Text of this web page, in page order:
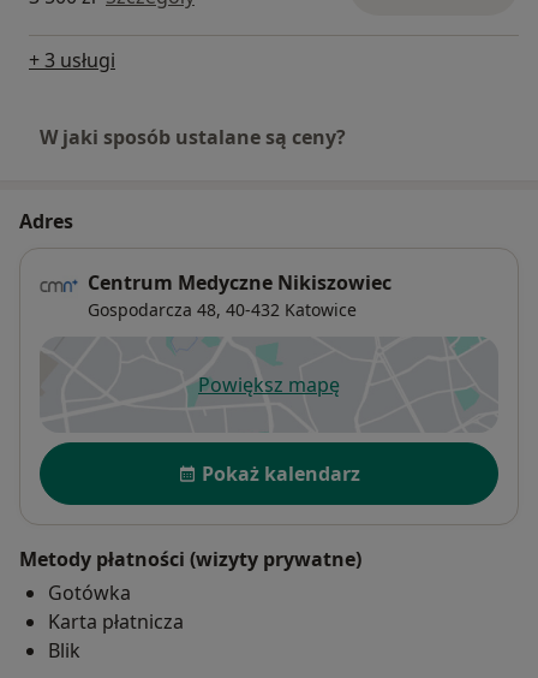
+ 3 usługi
W jaki sposób ustalane są ceny?
Adres
Centrum Medyczne Nikiszowiec
Gospodarcza 48, 40-432 Katowice
Powiększ mapęotwiera się w nowej karcie
Dostępność
Pokaż kalendarz
Metody płatności (wizyty prywatne)
Gotówka
Karta płatnicza
Blik